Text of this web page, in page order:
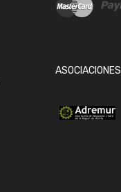
ASOCIACIONES